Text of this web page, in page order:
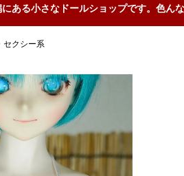
ある小さなドールショップです。色ん
セクシー系